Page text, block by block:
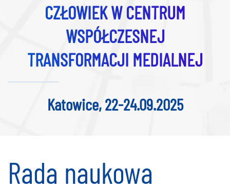
CZŁOWIEK W CENTRUM
WSPÓŁCZESNEJ
TRANSFORMACJI MEDIALNEJ
Katowice, 22-24.09.2025
Rada naukowa